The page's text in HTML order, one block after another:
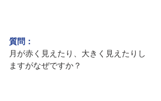
質問：
月が赤く見えたり、大きく見えたりし
ますがなぜですか？